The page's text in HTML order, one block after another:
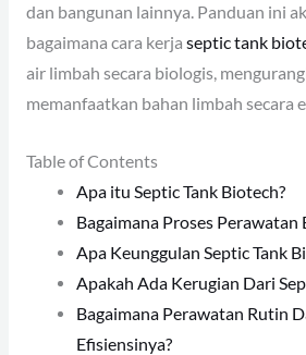
dan bangunan lainnya. Panduan ini
bagaimana cara kerja septic tank
air limbah secara biologis,
memanfaatkan bahan limbah secara
Table of Contents
Apa itu Septic Tank Biotech?
Bagaimana Proses Perawatan
Apa Keunggulan Septic Tank
Apakah Ada Kerugian Dari
Bagaimana Perawatan Rutin
Efisiensinya?